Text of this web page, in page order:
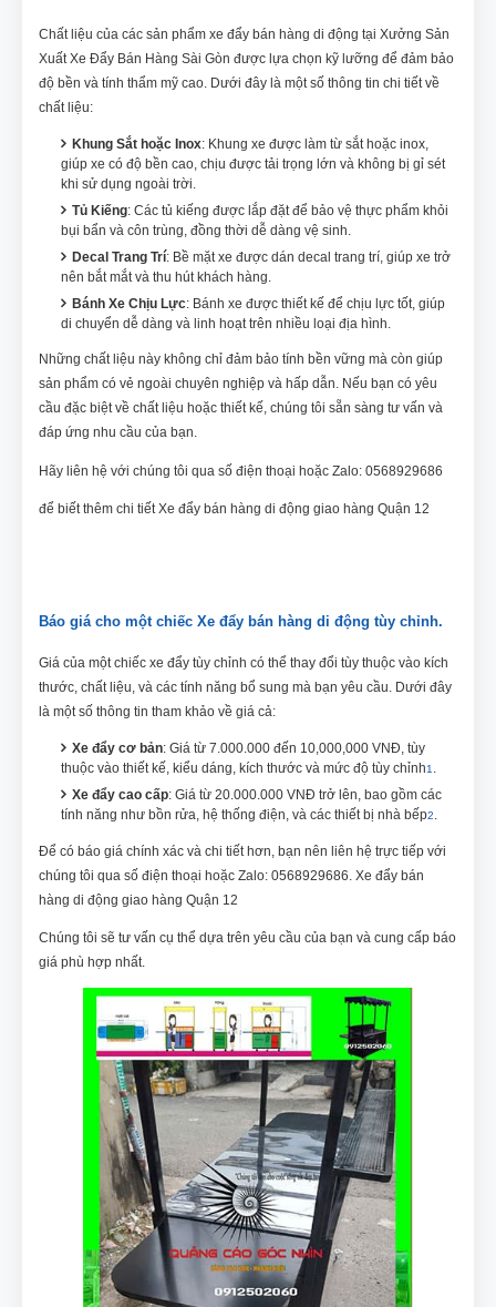
Chất liệu của các sản phẩm xe đẩy bán hàng di động tại Xưởng Sản
Xuất Xe Đẩy Bán Hàng Sài Gòn được lựa chọn kỹ lưỡng để đảm bảo
độ bền và tính thẩm mỹ cao. Dưới đây là một số thông tin chi tiết về
chất liệu:
Khung Sắt hoặc Inox: Khung xe được làm từ sắt hoặc inox,
giúp xe có độ bền cao, chịu được tải trọng lớn và không bị gỉ sét
khi sử dụng ngoài trời.
Tủ Kiếng: Các tủ kiếng được lắp đặt để bảo vệ thực phẩm khỏi
bụi bẩn và côn trùng, đồng thời dễ dàng vệ sinh.
Decal Trang Trí: Bề mặt xe được dán decal trang trí, giúp xe trở
nên bắt mắt và thu hút khách hàng.
Bánh Xe Chịu Lực: Bánh xe được thiết kế để chịu lực tốt, giúp
di chuyển dễ dàng và linh hoạt trên nhiều loại địa hình.
Những chất liệu này không chỉ đảm bảo tính bền vững mà còn giúp
sản phẩm có vẻ ngoài chuyên nghiệp và hấp dẫn. Nếu bạn có yêu
cầu đặc biệt về chất liệu hoặc thiết kế, chúng tôi sẵn sàng tư vấn và
đáp ứng nhu cầu của bạn.
Hãy liên hệ với chúng tôi qua số điện thoại hoặc Zalo: 0568929686
để biết thêm chi tiết Xe đẩy bán hàng di động giao hàng Quận 12
Báo giá cho một chiếc Xe đẩy bán hàng di động tùy chỉnh.
Giá của một chiếc xe đẩy tùy chỉnh có thể thay đổi tùy thuộc vào kích
thước, chất liệu, và các tính năng bổ sung mà bạn yêu cầu. Dưới đây
là một số thông tin tham khảo về giá cả:
Xe đẩy cơ bản: Giá từ 7.000.000 đến 10,000,000 VNĐ, tùy
thuộc vào thiết kế, kiểu dáng, kích thước và mức độ tùy chỉnh1.
Xe đẩy cao cấp: Giá từ 20.000.000 VNĐ trở lên, bao gồm các
tính năng như bồn rửa, hệ thống điện, và các thiết bị nhà bếp2.
Để có báo giá chính xác và chi tiết hơn, bạn nên liên hệ trực tiếp với
chúng tôi qua số điện thoại hoặc Zalo: 0568929686. Xe đẩy bán
hàng di động giao hàng Quận 12
Chúng tôi sẽ tư vấn cụ thể dựa trên yêu cầu của bạn và cung cấp báo
giá phù hợp nhất.